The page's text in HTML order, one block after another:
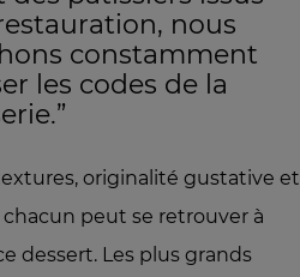
nous
constamment
les codes de la
originalité gustative et
chacun peut se retrouver à
dessert. Les plus grands